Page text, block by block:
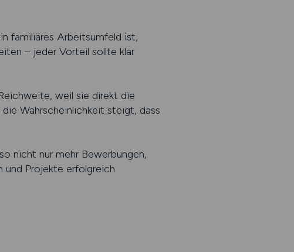
familiäres Arbeitsumfeld ist,
– jeder Vorteil sollte klar
weil sie direkt die
Wahrscheinlichkeit steigt, dass
nicht nur mehr Bewerbungen,
und Projekte erfolgreich